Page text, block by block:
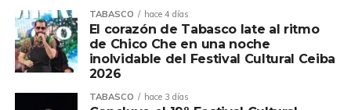
TABASCO hace 4 días
El corazón de Tabasco late al ritmo
de Chico Che en una noche
inolvidable del Festival Cultural Ceiba
2026
TABASCO hace 3 días